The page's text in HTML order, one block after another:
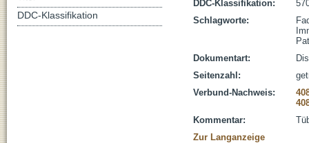
DDC-Klassifikation:
Schlagworte:
Dokumentart:
Seitenzahl:
Verbund-Nachweis:
Kommentar:
Zur Langanzeige
DDC-Klassifikation